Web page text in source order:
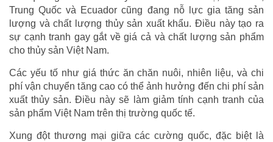
Trung Quốc và Ecuador cũng đang nỗ lực gia tăng sản
lượng và chất lượng thủy sản xuất khẩu. Điều này tạo ra
sự cạnh tranh gay gắt về giá cả và chất lượng sản phẩm
cho thủy sản Việt Nam.
Các yếu tố như giá thức ăn chăn nuôi, nhiên liệu, và chi
phí vận chuyển tăng cao có thể ảnh hưởng đến chi phí sản
xuất thủy sản. Điều này sẽ làm giảm tính cạnh tranh của
sản phẩm Việt Nam trên thị trường quốc tế.
Xung đột thương mại giữa các cường quốc, đặc biệt là